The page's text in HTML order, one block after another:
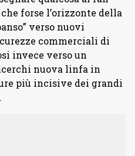
forse l’orizzonte della
verso nuovi
commerciali di
invece verso un
nuova linfa in
più incisive dei grandi